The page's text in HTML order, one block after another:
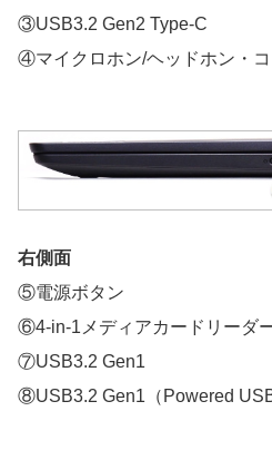
③USB3.2 Gen2 Type-C
④マイクロホン/ヘッドホン・
右側面
⑤電源ボタン
⑥4-in-1メディアカードリーダ
⑦USB3.2 Gen1
⑧USB3.2 Gen1（Powered USB